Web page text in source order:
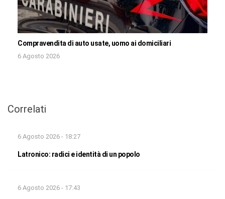
Compravendita di auto usate, uomo ai domiciliari
6 Agosto 2026
Correlati
6 Agosto 2026 - 18:27
Latronico: radici e identità di un popolo
6 Agosto 2026 - 17:43